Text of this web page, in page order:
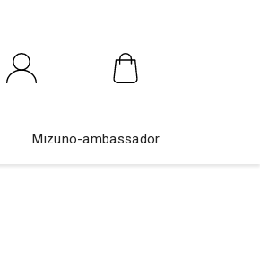
Mizuno-ambassadör